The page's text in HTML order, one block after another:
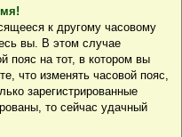
к другому часовому
вы. В этом случае
пояс на тот, в котором вы
что изменять часовой пояс,
зарегистрированные
то сейчас удачный